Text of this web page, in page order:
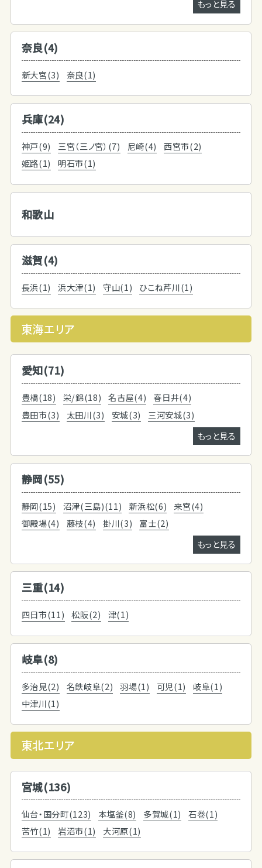
もっと見る
奈良(4)
新大宮(3) 奈良(1)
兵庫(24)
神戸(9) 三宮（三ノ宮）(7) 尼崎(4)
西宮市(2)
姫路(1)
明石市(1)
和歌山
滋賀(4)
長浜(1) 浜大津(1) 守山(1) ひこね芹川(1)
東海エリア
愛知(71)
豊橋(18) 栄/錦(18) 名古屋(4)
春日井(4)
豊田市(3)
太田川(3) 安城(3)
三河安城(3)
もっと見る
静岡(55)
静岡(15) 沼津(三島)(11) 新浜松(6)
来宮(4)
御殿場(4)
藤枝(4) 掛川(3)
富士(2)
もっと見る
三重(14)
四日市(11) 松阪(2) 津(1)
岐阜(8)
多治見(2) 名鉄岐阜(2) 羽場(1) 可児(1)
岐阜(1)
中津川(1)
東北エリア
宮城(136)
仙台・国分町(123) 本塩釜(8) 多賀城(1)
石巻(1)
苦竹(1)
岩沼市(1) 大河原(1)